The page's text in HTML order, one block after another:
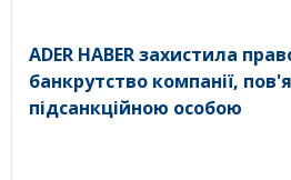
ADER HABER захистила
банкрутство компанії,
підсанкційною особою